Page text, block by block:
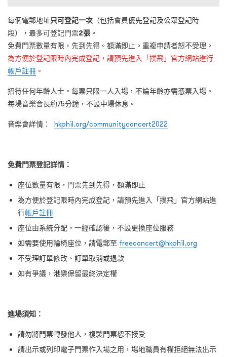
每個電郵地址只可登記一次 （包括會員優先登記及公眾登記時
段），最多可登記門票2張 。
免費門票數量有限，先到先得。額滿即止。重複申請者恕不受理。
為方便於登記限時內完成登記，請預先進入「撲飛」官方網站進行
帳戶註冊 。
招待任何年齡人士。每票只限一人入場，不論年齡亦需憑票入場。
每場音樂會長約75分鐘，不設中場休息。
音樂會詳情： hkphil.org/communityconcert2022
免費門票登記詳情：
座位數量有限，門票先到先得，額滿即止
為方便於登記限時內完成登記，請預先進入「撲飛」官方網站進
行帳戶註冊
座位由系統分配，一經確認後，不設更換座位服務
如需要使用輪椅座位，請電郵至 freeconcert@hkphil.org
不受理訂單修改、訂單取消或退款
如有爭議，港樂保留最終決定權
進場須知：
請勿將門票轉發他人，複製門票恕不接受
請出示或列印電子門票作入場之用，場地職員有權拒絕無法出示